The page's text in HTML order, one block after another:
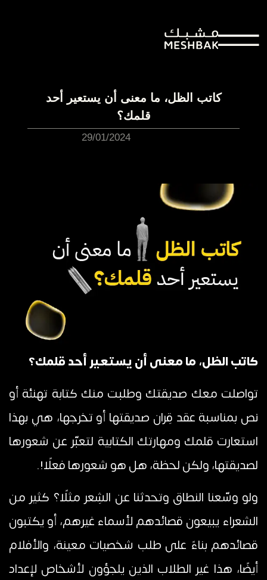
كاتب الظل، ما معنى أن يستعير أحد
قلمك؟
29/01/2024
كاتب الظل، ما معنى أن يستعير أحد قلمك؟
تواصلت معك صديقتك وطلبت منك كتابة تهنئة أو
نص بمناسبة عقد قِران صديقتها أو تخرجها، هي بهذا
استعارت قلمك ومهارتك الكتابية لتعبّر عن شعورها
لصديقتها، ولكن لحظة، هل هو شعورها فعلًا!.
ولو وسّعنا النطاق وتحدثنا عن الشِعر مثلًا؟ كثير من
الشعراء يبيعون قصائدهم لأسماء غيرهم، أو يكتبون
قصائدهم بناءً على طلب شخصيات معينة، والأفلام
أيضًا، هذا غير الطلاب الذين يلجؤون لأشخاص لإعداد